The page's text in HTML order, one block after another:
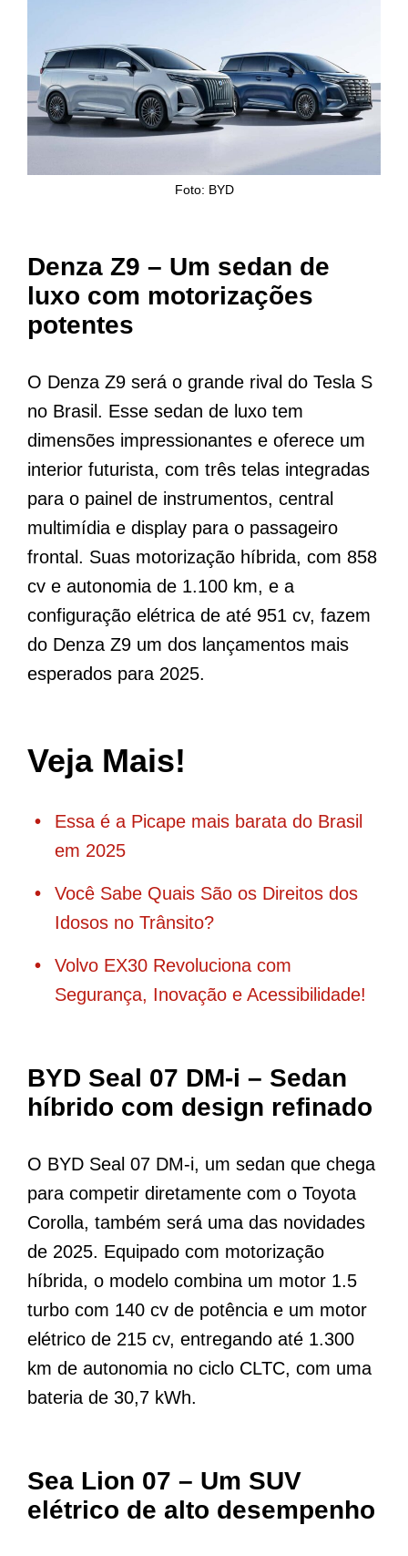
Foto: BYD
Denza Z9 – Um sedan de
luxo com motorizações
potentes
O Denza Z9 será o grande rival do Tesla S
no Brasil. Esse sedan de luxo tem
dimensões impressionantes e oferece um
interior futurista, com três telas integradas
para o painel de instrumentos, central
multimídia e display para o passageiro
frontal. Suas motorização híbrida, com 858
cv e autonomia de 1.100 km, e a
configuração elétrica de até 951 cv, fazem
do Denza Z9 um dos lançamentos mais
esperados para 2025.
Veja Mais!
Essa é a Picape mais barata do Brasil
em 2025
Você Sabe Quais São os Direitos dos
Idosos no Trânsito?
Volvo EX30 Revoluciona com
Segurança, Inovação e Acessibilidade!
BYD Seal 07 DM-i – Sedan
híbrido com design refinado
O BYD Seal 07 DM-i, um sedan que chega
para competir diretamente com o Toyota
Corolla, também será uma das novidades
de 2025. Equipado com motorização
híbrida, o modelo combina um motor 1.5
turbo com 140 cv de potência e um motor
elétrico de 215 cv, entregando até 1.300
km de autonomia no ciclo CLTC, com uma
bateria de 30,7 kWh.
Sea Lion 07 – Um SUV
elétrico de alto desempenho